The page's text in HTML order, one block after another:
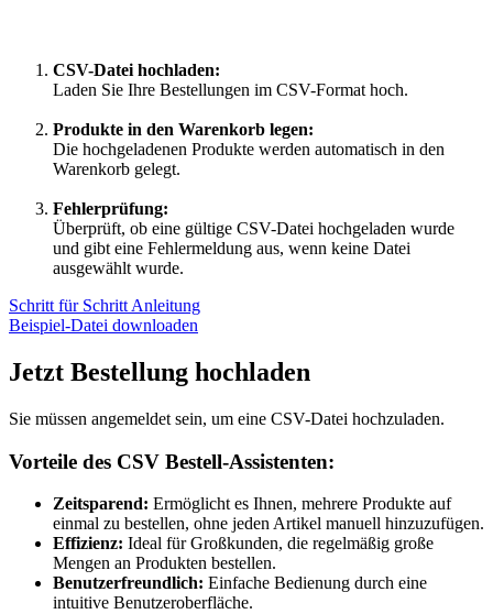
CSV-Datei hochladen:
Laden Sie Ihre Bestellungen im CSV-Format hoch.
Produkte in den Warenkorb legen:
Die hochgeladenen Produkte werden automatisch in den
Warenkorb gelegt.
Fehlerprüfung:
Überprüft, ob eine gültige CSV-Datei hochgeladen wurde
und gibt eine Fehlermeldung aus, wenn keine Datei
ausgewählt wurde.
Schritt für Schritt Anleitung
Beispiel-Datei downloaden
Jetzt Bestellung hochladen
Sie müssen angemeldet sein, um eine CSV-Datei hochzuladen.
Vorteile des CSV Bestell-Assistenten:
Zeitsparend: Ermöglicht es Ihnen, mehrere Produkte auf
einmal zu bestellen, ohne jeden Artikel manuell hinzuzufügen.
Effizienz: Ideal für Großkunden, die regelmäßig große
Mengen an Produkten bestellen.
Benutzerfreundlich: Einfache Bedienung durch eine
intuitive Benutzeroberfläche.